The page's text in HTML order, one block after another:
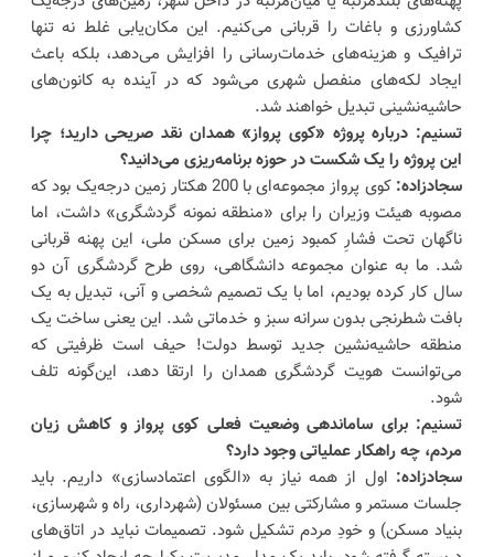
کشاورزی و باغات را قربانی می‌کنیم. این مکان‌یابی غلط نه تنها
ترافیک و هزینه‌های خدمات‌رسانی را افزایش می‌دهد، بلکه باعث
ایجاد لکه‌های منفصل شهری می‌شود که در آینده به کانون‌های
حاشیه‌نشینی تبدیل خواهند شد.
تسنیم: درباره پروژه «کوی پرواز» همدان نقد صریحی دارید؛ چرا
این پروژه را یک شکست در حوزه برنامه‌ریزی می‌دانید؟
سجادزاده:
کوی پرواز مجموعه‌ای با 200 هکتار زمین درجه‌یک بود که
مصوبه هیئت وزیران را برای «منطقه نمونه گردشگری» داشت، اما
ناگهان تحت فشارِ کمبود زمین برای مسکن ملی، این پهنه قربانی
شد. ما به عنوان مجموعه دانشگاهی، روی طرح گردشگری آن دو
سال کار کرده بودیم، اما با یک تصمیم شخصی و آنی، تبدیل به یک
بافت شطرنجی بدون سرانه سبز و خدماتی شد. این یعنی ساخت یک
منطقه حاشیه‌نشین جدید توسط دولت! حیف است ظرفیتی که
می‌توانست هویت گردشگری همدان را ارتقا دهد، این‌گونه تلف
شود.
تسنیم: برای ساماندهی وضعیت فعلی کوی پرواز و کاهش زیان
مردم، چه راهکار عملیاتی وجود دارد؟
سجادزاده: اول از همه نیاز به «الگوی اعتمادسازی» داریم. باید
جلسات مستمر و مشارکتی بین مسئولان (شهرداری، راه و شهرسازی،
بنیاد مسکن) و خودِ مردم تشکیل شود. تصمیمات نباید در اتاق‌های